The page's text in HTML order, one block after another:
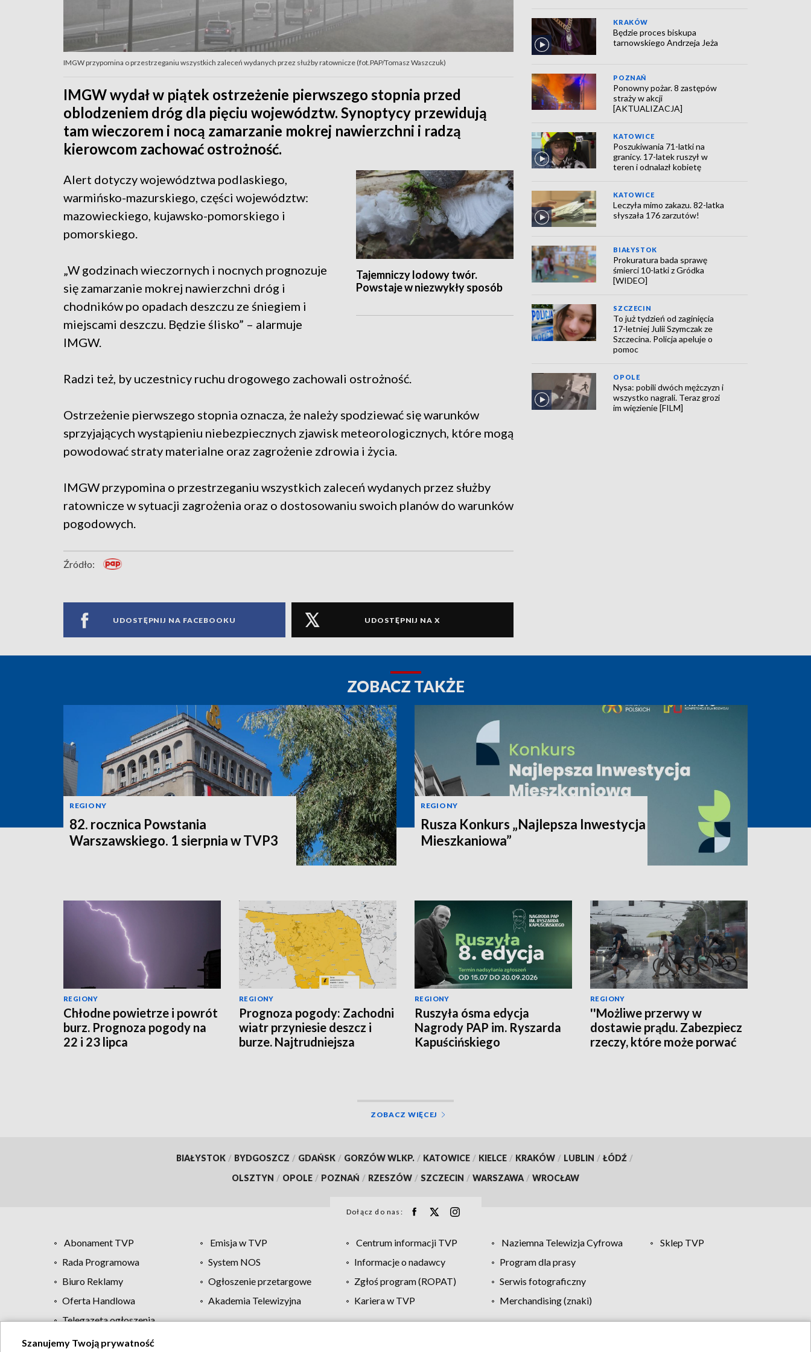
IMGW przypomina o przestrzeganiu wszystkich zaleceń wydanych przez służby ratownicze (fot.PAP/Tomasz Waszczuk)
IMGW wydał w piątek ostrzeżenie pierwszego stopnia przed
oblodzeniem dróg dla pięciu województw. Synoptycy przewidują
tam wieczorem i nocą zamarzanie mokrej nawierzchni i radzą
kierowcom zachować ostrożność.
Tajemniczy lodowy twór.
Powstaje w niezwykły sposób
Alert dotyczy województwa podlaskiego,
warmińsko-mazurskiego, części województw:
mazowieckiego, kujawsko-pomorskiego i
pomorskiego.
„W godzinach wieczornych i nocnych prognozuje
się zamarzanie mokrej nawierzchni dróg i
chodników po opadach deszczu ze śniegiem i
miejscami deszczu. Będzie ślisko” – alarmuje
IMGW.
Radzi też, by uczestnicy ruchu drogowego zachowali ostrożność.
Ostrzeżenie pierwszego stopnia oznacza, że należy spodziewać się warunków
sprzyjających wystąpieniu niebezpiecznych zjawisk meteorologicznych, które mogą
powodować straty materialne oraz zagrożenie zdrowia i życia.
IMGW przypomina o przestrzeganiu wszystkich zaleceń wydanych przez służby
ratownicze w sytuacji zagrożenia oraz o dostosowaniu swoich planów do warunków
pogodowych.
Źródło:
UDOSTĘPNIJ NA FACEBOOKU UDOSTĘPNIJ NA X
KRAKÓW
Będzie proces biskupa
tarnowskiego Andrzeja Jeża
POZNAŃ
Ponowny pożar. 8 zastępów
straży w akcji
[AKTUALIZACJA]
KATOWICE
Poszukiwania 71-latki na
granicy. 17-latek ruszył w
teren i odnalazł kobietę
KATOWICE
Leczyła mimo zakazu. 82-latka
słyszała 176 zarzutów!
BIAŁYSTOK
Prokuratura bada sprawę
śmierci 10-latki z Gródka
[WIDEO]
SZCZECIN
To już tydzień od zaginięcia
17-letniej Julii Szymczak ze
Szczecina. Policja apeluje o
pomoc
OPOLE
Nysa: pobili dwóch mężczyzn i
wszystko nagrali. Teraz grozi
im więzienie [FILM]
ZOBACZ TAKŻE
REGIONY
82. rocznica Powstania
Warszawskiego. 1 sierpnia w TVP3
REGIONY
Rusza Konkurs „Najlepsza Inwestycja
Mieszkaniowa”
REGIONY
Chłodne powietrze i powrót
burz. Prognoza pogody na
22 i 23 lipca
REGIONY
Prognoza pogody: Zachodni
wiatr przyniesie deszcz i
burze. Najtrudniejsza
REGIONY
Ruszyła ósma edycja
Nagrody PAP im. Ryszarda
Kapuścińskiego
REGIONY
''Możliwe przerwy w
dostawie prądu. Zabezpiecz
rzeczy, które może porwać
ZOBACZ WIĘCEJ
BIAŁYSTOK / BYDGOSZCZ / GDAŃSK / GORZÓW WLKP. / KATOWICE / KIELCE / KRAKÓW / LUBLIN / ŁÓDŹ /
OLSZTYN / OPOLE / POZNAŃ / RZESZÓW / SZCZECIN / WARSZAWA / WROCŁAW
Dołącz do nas:
Abonament TVP Emisja w TVP Centrum informacji TVP Naziemna Telewizja Cyfrowa
Sklep TVP
Rada Programowa
System NOS Informacje o nadawcy
Program dla prasy
Biuro Reklamy
Ogłoszenie przetargowe Zgłoś program (ROPAT)
Serwis fotograficzny
Oferta Handlowa
Akademia Telewizyjna Kariera w TVP
Merchandising (znaki)
Telegazeta ogłoszenia
Szanujemy Twoją prywatność